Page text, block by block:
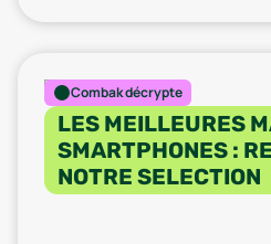
Combak décrypte
LES MEILLEURES
SMARTPHONES :
NOTRE SELECTION